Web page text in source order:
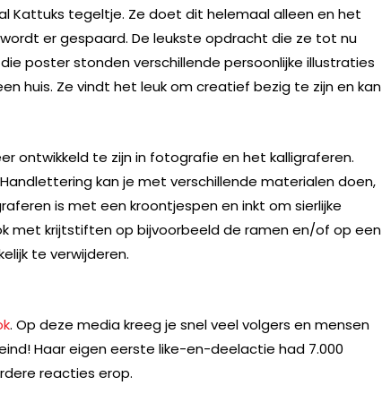
Kattuks tegeltje. Ze doet dit helemaal alleen en het
er gespaard. De leukste opdracht die ze tot nu
poster stonden verschillende persoonlijke illustraties
huis. Ze vindt het leuk om creatief bezig te zijn en kan
ontwikkeld te zijn in fotografie en het kalligraferen.
kan je met verschillende materialen doen,
is met een kroontjespen en inkt om sierlijke
met krijtstiften op bijvoorbeeld de ramen en/of op een
te verwijderen.
. Op deze media kreeg je snel veel volgers en mensen
Haar eigen eerste like-en-deelactie had 7.000
reacties erop.